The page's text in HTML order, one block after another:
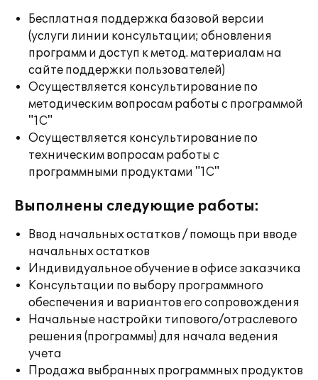
Бесплатная поддержка базовой версии
(услуги линии консультации; обновления
программ и доступ к метод. материалам на
сайте поддержки пользователей)
Осуществляется консультирование по
методическим вопросам работы с программой
"1С"
Осуществляется консультирование по
техническим вопросам работы с
программными продуктами "1С"
Выполнены следующие работы:
Ввод начальных остатков / помощь при вводе
начальных остатков
Индивидуальное обучение в офисе заказчика
Консультации по выбору программного
обеспечения и вариантов его сопровождения
Начальные настройки типового/отраслевого
решения (программы) для начала ведения
учета
Продажа выбранных программных продуктов